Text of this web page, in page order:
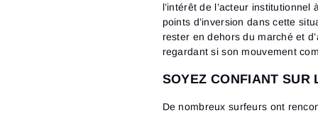
l’intérêt de l’acteur
points d’inversion dans cette
rester en dehors du marché et
regardant si son mouvement
SOYEZ CONFIANT SUR
De nombreux surfeurs ont